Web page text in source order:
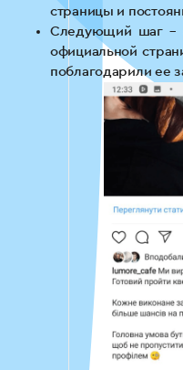
страницы и
Следующий шаг –
официальной
поблагодарили ее